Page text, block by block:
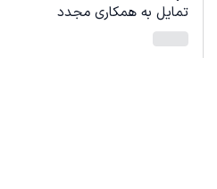
تمایل به همکاری مجدد